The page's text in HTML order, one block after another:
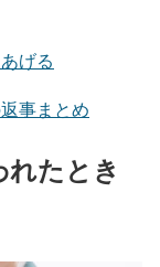
げる
事まとめ
たとき